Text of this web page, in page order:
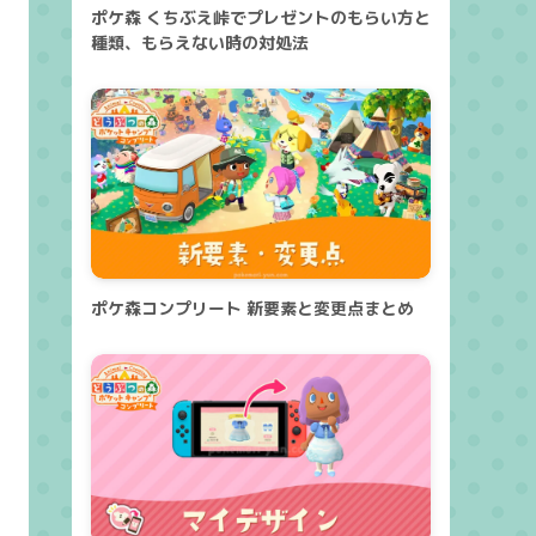
ポケ森 くちぶえ峠でプレゼントのもらい方と
種類、もらえない時の対処法
ポケ森コンプリート 新要素と変更点まとめ